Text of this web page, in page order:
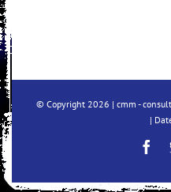
© Copyright 2026 | cmm -
|